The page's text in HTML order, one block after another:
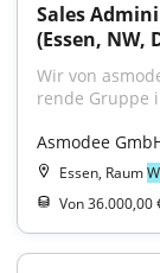
Sales
(Essen, NW,
Wir von
ren­de Grup­pe
Asmodee
Essen, Raum
Von 36.000,00